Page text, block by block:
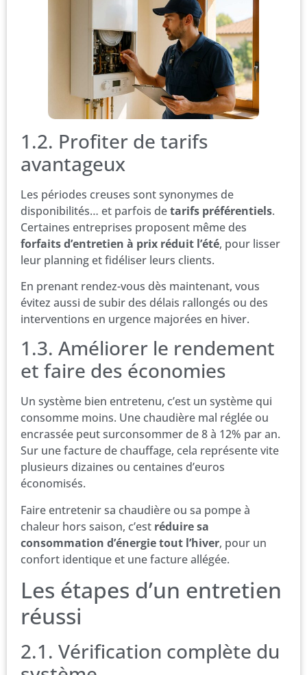
1.2. Profiter de tarifs
avantageux
Les périodes creuses sont synonymes de
disponibilités… et parfois detarifs préférentiels.
Certaines entreprises proposent même des
forfaits d’entretien à prix réduit l’été, pour lisser
leur planning et fidéliser leurs clients.
En prenant rendez-vous dès maintenant, vous
évitez aussi de subir des délais rallongés ou des
interventions en urgence majorées en hiver.
1.3. Améliorer le rendement
et faire des économies
Un système bien entretenu, c’est un système qui
consomme moins. Une chaudière mal réglée ou
encrassée peut surconsommer de 8 à 12% par an.
Sur une facture de chauffage, cela représente vite
plusieurs dizaines ou centaines d’euros
économisés.
Faire entretenir sa chaudière ou sa pompe à
chaleur hors saison, c’est réduire sa
consommation d’énergie tout l’hiver, pour un
confort identique et une facture allégée.
Les étapes d’un entretien
réussi
2.1. Vérification complète du